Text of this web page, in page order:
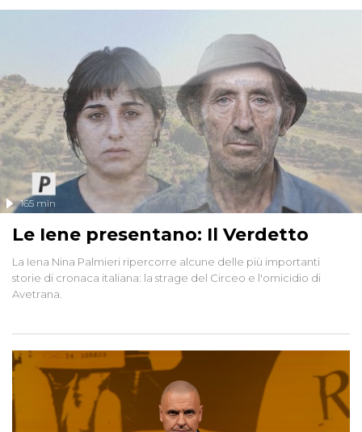
Le Iene presentano: Il Verdetto
165 min
La Iena Nina Palmieri ripercorre alcune delle più importanti
storie di cronaca italiana: la strage del Circeo e l'omicidio di
Avetrana.